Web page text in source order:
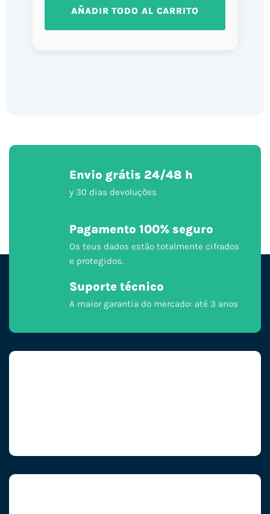
AÑADIR TODO AL CARRITO
Envio grátis 24/48 h
y 30 dias devoluções
Pagamento 100% seguro
Os teus dados estão totalmente cifrados
e protegidos.
Suporte técnico
A maior garantia do mercado: até 3 anos